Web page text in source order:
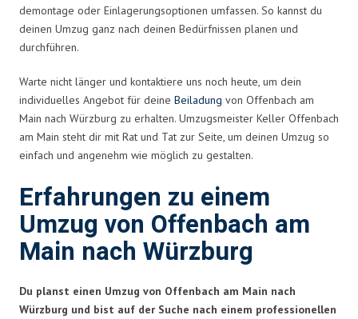
demontage oder Einlagerungsoptionen umfassen. So kannst du
deinen Umzug ganz nach deinen Bedürfnissen planen und
durchführen.
Warte nicht länger und kontaktiere uns noch heute, um dein
individuelles Angebot für deine Beiladung von Offenbach am
Main nach Würzburg zu erhalten. Umzugsmeister Keller Offenbach
am Main steht dir mit Rat und Tat zur Seite, um deinen Umzug so
einfach und angenehm wie möglich zu gestalten.
Erfahrungen zu einem
Umzug von Offenbach am
Main nach Würzburg
Du planst einen Umzug von Offenbach am Main nach
Würzburg und bist auf der Suche nach einem professionellen